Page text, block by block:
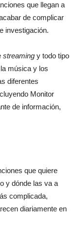
que llegan a
de complicar
investigación.
streaming y todo tipo
música y los
diferentes
Monitor
de información,
que quiere
y dónde las va a
complicada,
diariamente en